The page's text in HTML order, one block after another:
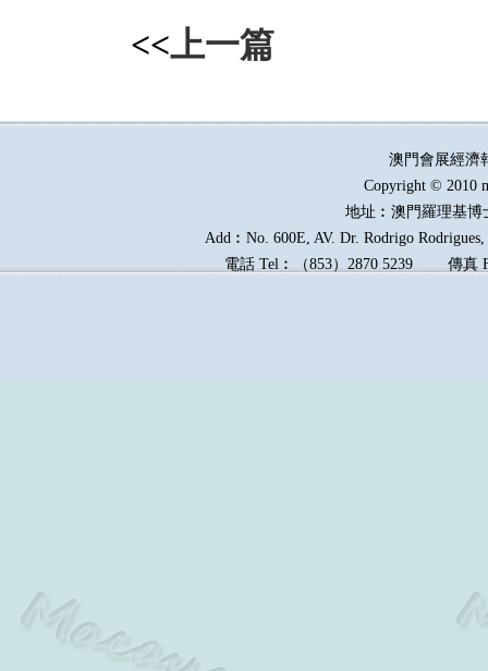
<<上一篇
澳門會展經
Copyright © 2010
地址︰澳門羅理基博
Add︰No. 600E, AV. Dr. Rodrigo
電話 Tel︰（853）2870 5239傳真